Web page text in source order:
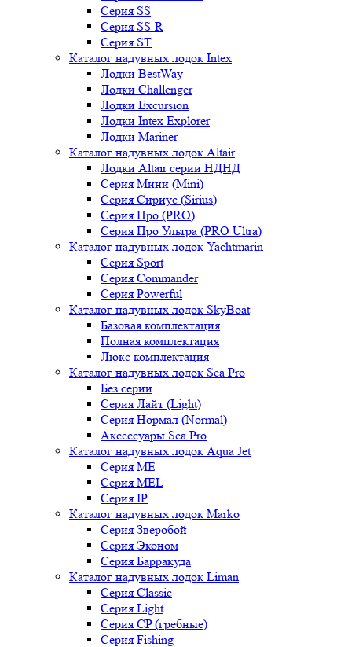
Серия SS
Серия SS-R
Серия ST
Каталог надувных лодок Intex
Лодки BestWay
Лодки Challenger
Лодки Excursion
Лодки Intex Explorer
Лодки Mariner
Каталог надувных лодок Altair
Лодки Altair серии НДНД
Серия Мини (Mini)
Серия Сириус (Sirius)
Серия Про (PRO)
Серия Про Ультра (PRO Ultra)
Каталог надувных лодок Yachtmarin
Серия Sport
Серия Commander
Серия Powerful
Каталог надувных лодок SkyBoat
Базовая комплектация
Полная комплектация
Люкс комплектация
Каталог надувных лодок Sea Pro
Без серии
Серия Лайт (Light)
Серия Нормал (Normal)
Аксессуары Sea Pro
Каталог надувных лодок Aqua Jet
Серия ME
Серия MEL
Серия IP
Каталог надувных лодок Marko
Серия Зверобой
Серия Эконом
Серия Барракуда
Каталог надувных лодок Liman
Серия Classic
Серия Light
Серия CP (гребные)
Серия Fishing